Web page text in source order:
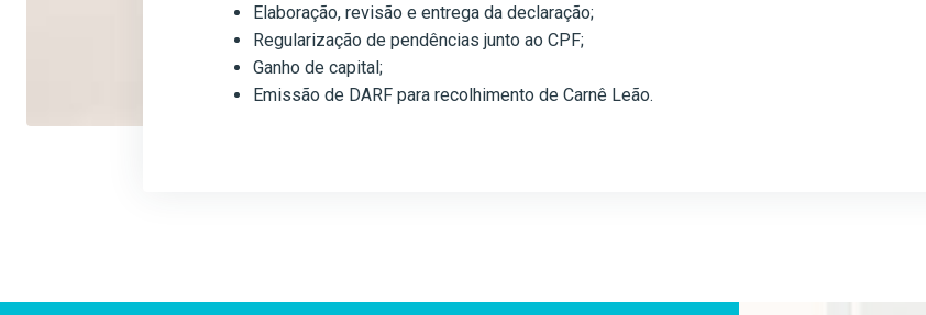
Elaboração, revisão e entrega da declaração;
Regularização de pendências junto ao CPF;
Ganho de capital;
Emissão de DARF para recolhimento de Carnê Leão.